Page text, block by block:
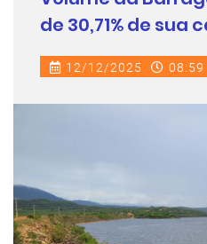
de 30,71% de sua
12/12/2025 08:59